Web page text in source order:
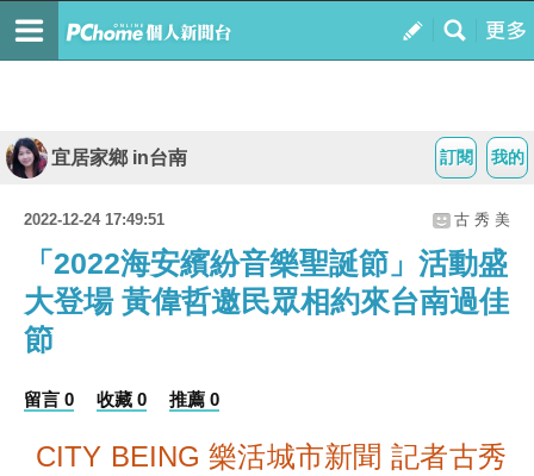
我的
訂閱
宜居家鄉 in台南
2022-12-24 17:49:51 古 秀 美
「2022海安繽紛音樂聖誕節」活動盛
大登場 黃偉哲邀民眾相約來台南過佳
節
留言 0 收藏 0 推薦 0
CITY BEING 樂活城市新聞 記者古秀